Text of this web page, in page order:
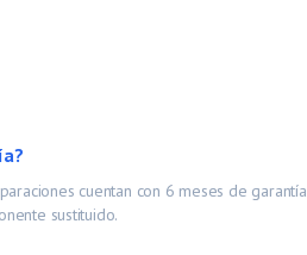
cuentan con 6 meses de garantía
sustituido.